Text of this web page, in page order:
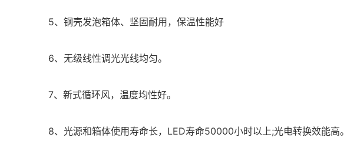
5、钢壳发泡箱体、坚固耐用，保温性能好
6、无级线性调光光线均匀。
7、新式循环风，温度均性好。
8、光源和箱体使用寿命长，LED寿命50000小时以上;光电转换效能高。